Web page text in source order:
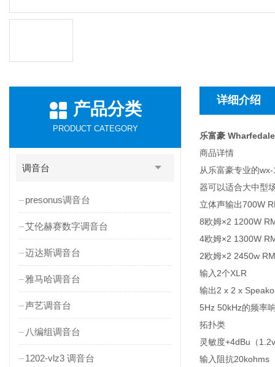
产品分类
PRODUCT CATEGORY
调音台
presonus调音台
艾伦赫赛数字调音台
迈达斯调音台
雅马哈调音台
声艺调音台
八编组调音台
1202-vlz3 调音台
详细介绍
乐富豪
商品详情
从乐富豪专业的
器可以适合大中型
立体声输出700W
8欧姆×2 1200W
4欧姆×2 1300W
2欧姆×2 2450w
输入2个XLR
输出2 x 2 x
5Hz 50kHz的频率
拓扑类
灵敏度+4dBu（
输入阻抗20kohms